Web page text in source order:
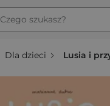
Czego szukasz?
Dla dzieci Lusia i